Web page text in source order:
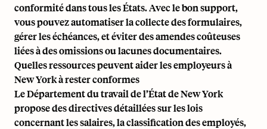
conformité dans tous les États. Avec le bon support,
vous pouvez automatiser la collecte des formulaires,
gérer les échéances, et éviter des amendes coûteuses
liées à des omissions ou lacunes documentaires.
Quelles ressources peuvent aider les employeurs à
New York à rester conformes
Le Département du travail de l’État de New York
propose des directives détaillées sur les lois
concernant les salaires, la classification des employés,